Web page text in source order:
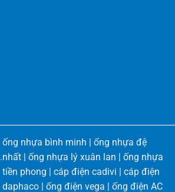
.
ống nhựa bình minh | ống nhựa đệ
nhất | ống nhựa lý xuân lan | ống nhựa
tiền phong | cáp điện cadivi | cáp điện
daphaco | ống điện vega | ống điện AC